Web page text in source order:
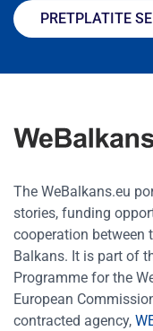
PRETPLATITE
The WeBalkans.eu
stories, funding
cooperation between
Balkans. It is part of
Programme for the
European
contracted agency,